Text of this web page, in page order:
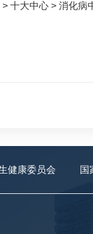
> 十大中心 > 消化病
健康委员会 国